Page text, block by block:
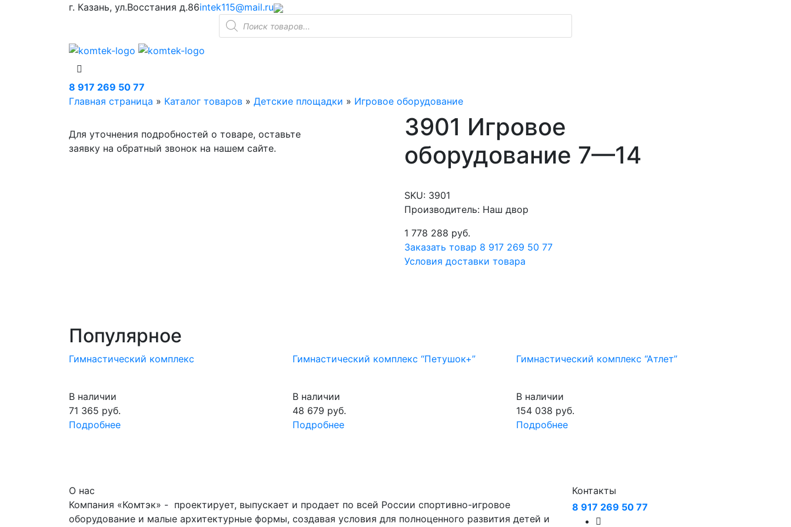
г. Казань, ул.Восстания д.86intek115@mail.ru
Поиск
товаров
8 917 269 50 77
Главная страница » Каталог товаров » Детские площадки » Игровое оборудование
Для уточнения подробностей о товаре, оставьте
заявку на обратный звонок на нашем сайте.
3901 Игровое
оборудование 7—14
SKU: 3901
Производитель: Наш двор
1 778 288 руб.
Заказать товар 8 917 269 50 77
Условия доставки товара
Популярное
Гимнастический комплекс
В наличии
71 365 руб.
Подробнее
Гимнастический комплекс “Петушок+”
В наличии
48 679 руб.
Подробнее
Гимнастический комплекс “Атлет”
В наличии
154 038 руб.
Подробнее
О нас
Компания «Комтэк» - проектирует, выпускает и продает по всей России спортивно-игровое
оборудование и малые архитектурные формы, создавая условия для полноценного развития детей и
Контакты
8 917 269 50 77